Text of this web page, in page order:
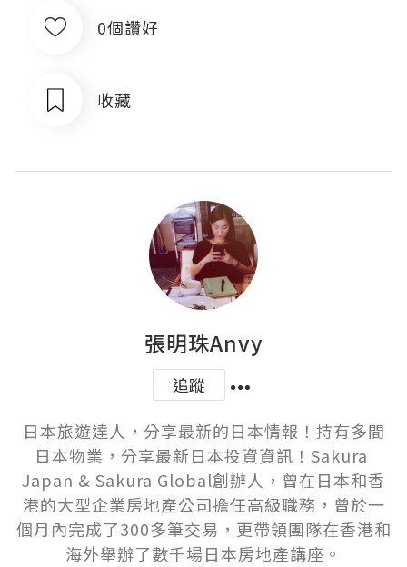
0個讚好
收藏
張明珠Anvy
追蹤
日本旅遊達人，分享最新的日本情報！持有多間
日本物業，分享最新日本投資資訊！Sakura
Japan & Sakura Global創辦人，曾在日本和香
港的大型企業房地產公司擔任高級職務，曾於一
個月內完成了300多筆交易，更帶領團隊在香港和
海外舉辦了數千場日本房地產講座。